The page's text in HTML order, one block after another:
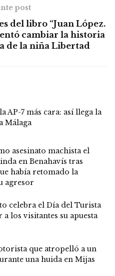
post
del libro “Juan López.
cambiar la historia
de la niña Libertad
AP-7 más cara: así llega la
Málaga
asesinato machista el
en Benahavís tras
había retomado la
agresor
celebra el Día del Turista
a los visitantes su apuesta
que atropelló a un
una huida en Mijas